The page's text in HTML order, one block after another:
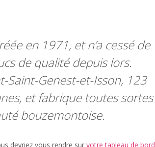
en 1971, et n’a cessé de
de qualité depuis lors.
Saint-Genest-et-Isson, 123
et fabrique toutes sortes
bouzemontoise.
devriez vous rendre sur votre tableau de bord